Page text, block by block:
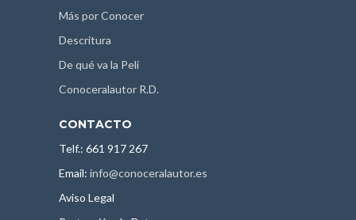
Más por Conocer
Descritura
De qué va la Peli
Conoceralautor R.D.
CONTACTO
Telf.: 661 917 267
Email: info@conoceralautor.es
Aviso Legal